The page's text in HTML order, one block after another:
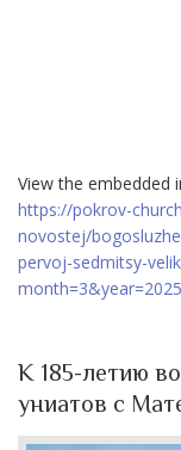
View the embedded
https://pokrov-
novostej/
pervoj-sedmitsy-
К 185-летию
униатов с